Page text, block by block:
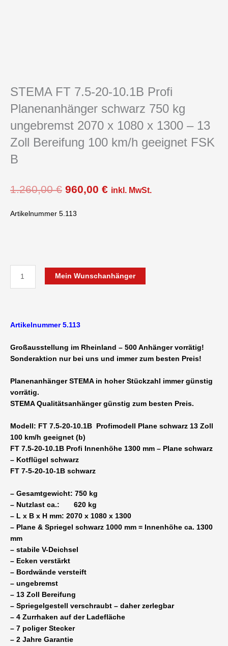
STEMA FT 7.5-20-10.1B Profi
Planenanhänger schwarz 750 kg
ungebremst 2070 x 1080 x 1300 – 13
Zoll Bereifung 100 km/h geeignet FSK
B
1.260,00€ Ursprünglicher
war:
960,00 €Aktueller
inkl. MwSt.
Artikelnummer 5.113
Profi
schwarz
750
ungebremst
2070
x
x
1300
-
13
Zoll
100
km/h
geeignet
FSK
B
Menge
Mein Wunschanhänger
Artikelnummer 5.113
Großausstellung im Rheinland – 500 Anhänger vorrätig!
Sonderaktion nur bei uns und immer zum besten Preis!
Planenanhänger STEMA in hoher Stückzahl immer günstig
vorrätig.
STEMA Qualitätsanhänger günstig zum besten Preis.
Modell: FT 7.5-20-10.1B Profimodell Plane schwarz 13 Zoll
100 km/h geeignet (b)
FT 7.5-20-10.1B Profi Innenhöhe 1300 mm – Plane schwarz
– Kotflügel schwarz
FT 7-5-20-10-1B schwarz
– Gesamtgewicht: 750 kg
– Nutzlast ca.: 620 kg
– L x B x H mm: 2070 x 1080 x 1300
– Plane & Spriegel schwarz 1000 mm = Innenhöhe ca. 1300
mm
– stabile V-Deichsel
– Ecken verstärkt
– Bordwände versteift
– ungebremst
– 13 Zoll Bereifung
– Spriegelgestell verschraubt – daher zerlegbar
– 4 Zurrhaken auf der Ladefläche
– 7 poliger Stecker
– 2 Jahre Garantie